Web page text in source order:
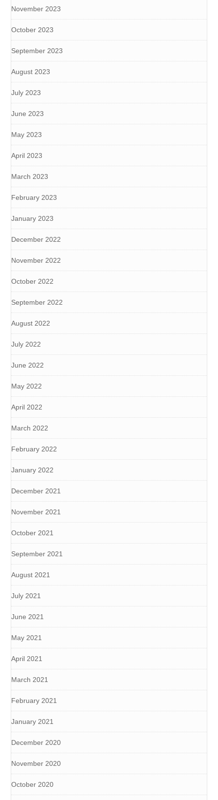
November 2023
October 2023
September 2023
August 2023
July 2023
June 2023
May 2023
April 2023
March 2023
February 2023
January 2023
December 2022
November 2022
October 2022
September 2022
August 2022
July 2022
June 2022
May 2022
April 2022
March 2022
February 2022
January 2022
December 2021
November 2021
October 2021
September 2021
August 2021
July 2021
June 2021
May 2021
April 2021
March 2021
February 2021
January 2021
December 2020
November 2020
October 2020